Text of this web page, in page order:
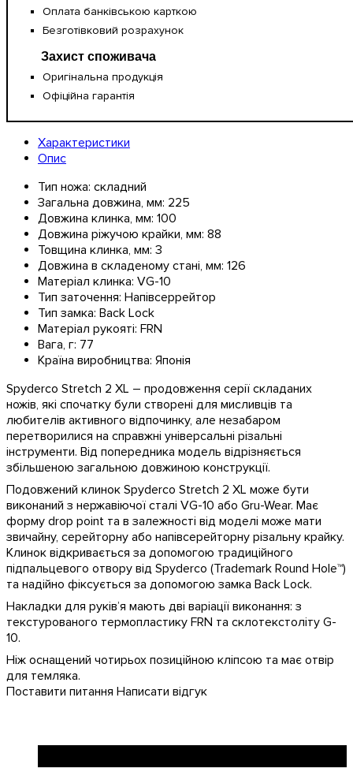
Оплата банківською карткою
Безготівковий розрахунок
Захист споживача
Оригінальна продукція
Офіційна гарантія
Характеристики
Опис
Тип ножа: складний
Загальна довжина, мм: 225
Довжина клинка, мм: 100
Довжина ріжучою крайки, мм: 88
Товщина клинка, мм: 3
Довжина в складеному стані, мм: 126
Матеріал клинка: VG-10
Тип заточення: Напівсеррейтор
Тип замка: Back Lock
Матеріал рукояті: FRN
Вага, г: 77
Країна виробництва: Японія
Spyderco Stretch 2 XL – продовження серії складаних
ножів, які спочатку були створені для мисливців та
любителів активного відпочинку, але незабаром
перетворилися на справжні універсальні різальні
інструменти. Від попередника модель відрізняється
збільшеною загальною довжиною конструкції.
Подовжений клинок Spyderco Stretch 2 XL може бути
виконаний з нержавіючої сталі VG-10 або Gru-Wear. Має
форму drop point та в залежності від моделі може мати
звичайну, серейторну або напівсерейторну різальну крайку.
Клинок відкривається за допомогою традиційного
підпальцевого отвору від Spyderco (Trademark Round Hole™)
та надійно фіксується за допомогою замка Back Lock.
Накладки для руків’я мають дві варіації виконання: з
текстурованого термопластику FRN та склотекстоліту G-
10.
Ніж оснащений чотирьох позиційною кліпсою та має отвір
для темляка.
Поставити питання Написати відгук